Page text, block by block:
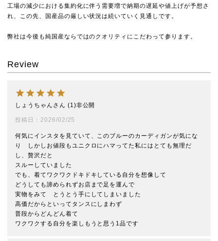
工場の減少における集約化に伴う需要増で納期の遅延や値上げが予想さ
れ、この先、国産品の厳しい状況は続いていく見通しです。
弊社は今後も純国産ならではのクオリティにこだわって参ります。
Review
しょうちゃん 1 非公開
投稿日 2026/02/25
何気にインスタを見ていて、このブルーのカーディガンが気にな
り　しかしお値段もユニクロにハマってた私にはとても無理だ
し、贅沢だと
スルーしていました
でも、着てワクワクドキドキしている自分を想像して
どうしても諦められずお店まで足を運んで
実物をみて　とうとう手にしてしまいました
高価だからといってタンスにしまわず
普段からどんどん着て
ワクワクする自分を楽しもうと思う1品です